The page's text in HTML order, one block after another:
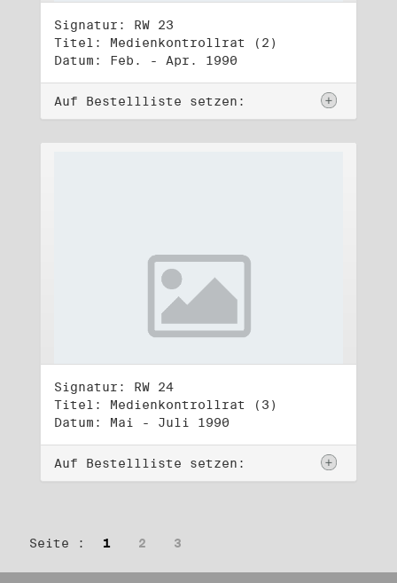
Signatur: RW 23
Titel: Medienkontrollrat (2)
Datum: Feb. - Apr. 1990
Auf Bestellliste setzen:
Signatur: RW 24
Titel: Medienkontrollrat (3)
Datum: Mai - Juli 1990
Auf Bestellliste setzen:
Seite : 1 2 3